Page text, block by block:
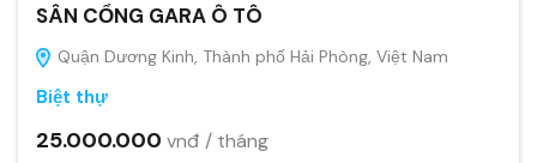
SÂN CỔNG GARA Ô TÔ
Quận Dương Kinh, Thành phố Hải Phòng, Việt Nam
Biệt thự
25.000.000 vnđ / tháng